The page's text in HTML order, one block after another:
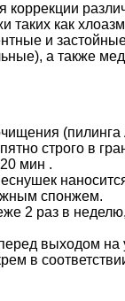
коррекции
таких как
и
а также
(пилинга
строго в
мин .
спонжем.
2 раз в
выходом на
в